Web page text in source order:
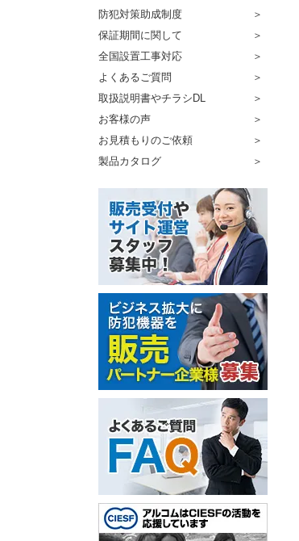
防犯対策助成制度
保証期間に関して
全国設置工事対応
よくあるご質問
取扱説明書やチラシDL
お客様の声
お見積もりのご依頼
製品カタログ